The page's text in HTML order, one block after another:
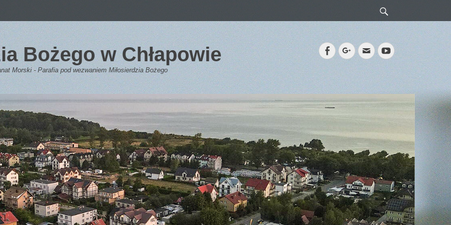
Bożego w Chłapowie
Morski - Parafia pod wezwaniem Miłosierdzia Bożego
FacebookGoogleplus
EmailYouTube